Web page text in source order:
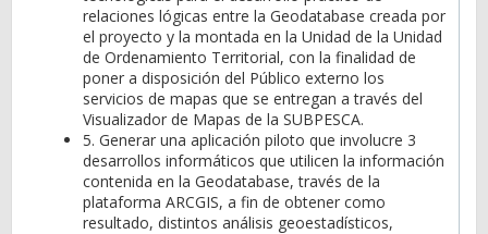
relaciones lógicas entre la Geodatabase creada por
el proyecto y la montada en la Unidad de la Unidad
de Ordenamiento Territorial, con la finalidad de
poner a disposición del Público externo los
servicios de mapas que se entregan a través del
Visualizador de Mapas de la SUBPESCA.
5. Generar una aplicación piloto que involucre 3
desarrollos informáticos que utilicen la información
contenida en la Geodatabase, través de la
plataforma ARCGIS, a fin de obtener como
resultado, distintos análisis geoestadísticos,